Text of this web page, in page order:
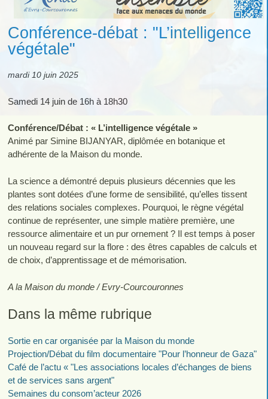
Conférence-débat : "L’intelligence
végétale"
mardi 10 juin 2025
Samedi 14 juin de 16h à 18h30
Conférence/Débat : « L’intelligence végétale »
Animé par Simine BIJANYAR, diplômée en botanique et
adhérente de la Maison du monde.
La science a démontré depuis plusieurs décennies que les
plantes sont dotées d’une forme de sensibilité, qu’elles tissent
des relations sociales complexes. Pourquoi, le règne végétal
continue de représenter, une simple matière première, une
ressource alimentaire et un pur ornement ? Il est temps à poser
un nouveau regard sur la flore : des êtres capables de calculs et
de choix, d’apprentissage et de mémorisation.
A la Maison du monde / Evry-Courcouronnes
Dans la même rubrique
Sortie en car organisée par la Maison du monde
Projection/Débat du film documentaire "Pour l’honneur de Gaza"
Café de l’actu « "Les associations locales d’échanges de biens
et de services sans argent"
Semaines du consom’acteur 2026